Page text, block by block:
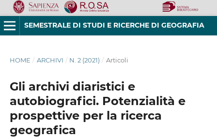
SEMESTRALE DI STUDI E RICERCHE DI GEOGRAFIA
HOME / ARCHIVI / N. 2 (2021) / Articoli
Gli archivi diaristici e
autobiografici. Potenzialità e
prospettive per la ricerca
geografica